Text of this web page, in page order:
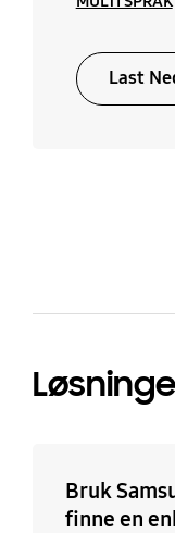
Last
Bruk
finne en